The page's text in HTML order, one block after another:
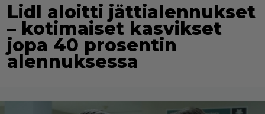
Lidl aloitti jättialennukset
– kotimaiset kasvikset
jopa 40 prosentin
alennuksessa